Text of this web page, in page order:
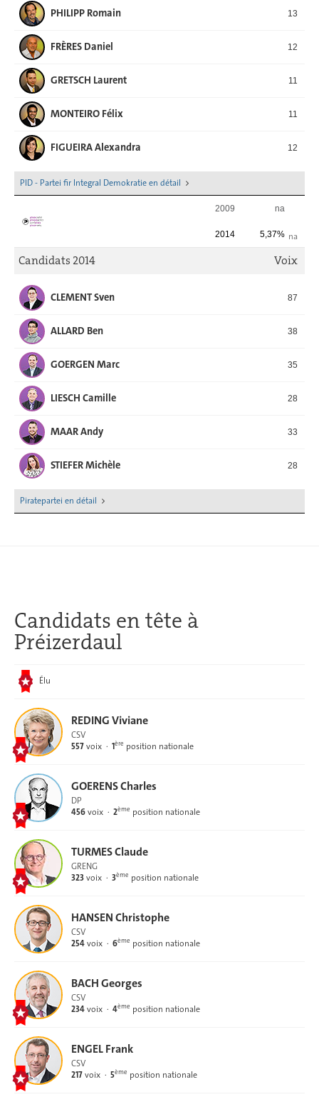
PHILIPP Romain 13
FRÈRES Daniel 12
GRETSCH Laurent 11
MONTEIRO Félix 11
FIGUEIRA Alexandra 12
PID - Partei fir Integral Demokratie en détail
2009 na
na
2014 5,37%
Candidats 2014 Voix
CLEMENT Sven 87
ALLARD Ben 38
GOERGEN Marc 35
LIESCH Camille 28
MAAR Andy 33
STIEFER Michèle 28
Piratepartei en détail
Candidats en tête à
Préizerdaul
Élu
REDING Viviane
CSV
557voix 1ère position nationale
GOERENS Charles
DP
456voix 2ème position nationale
TURMES Claude
GRENG
323voix 3ème position nationale
HANSEN Christophe
CSV
254voix 6ème position nationale
BACH Georges
CSV
234voix 4ème position nationale
ENGEL Frank
CSV
217voix 5ème position nationale